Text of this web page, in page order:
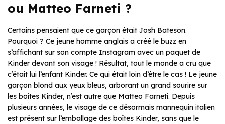
ou Matteo Farneti ?
Certains pensaient que ce garçon était Josh Bateson.
Pourquoi ? Ce jeune homme anglais a créé le buzz en
s’affichant sur son compte Instagram avec un paquet de
Kinder devant son visage ! Résultat, tout le monde a cru que
c’était lui l’enfant Kinder. Ce qui était loin d’être le cas ! Le jeune
garçon blond aux yeux bleus, arborant un grand sourire sur
les boites Kinder, n’est autre que Matteo Farneti. Depuis
plusieurs années, le visage de ce désormais mannequin italien
est présent sur l’emballage des boîtes Kinder, sans que le